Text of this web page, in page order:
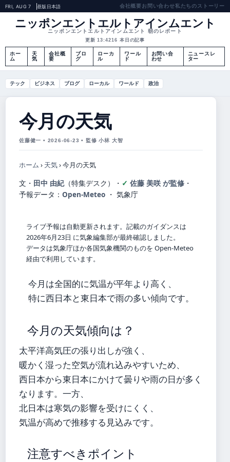
FRI, AUG 7 昼版 日本語 会社概要お問い合わせ私たちのストーリー
ニッポンエントエルトアインムエント
ニッポンエントエルトアインムエント 朝のレポート
更新 13:4216 本日の記事
ホー
ム
天
気
会社概
要
ブロ
グ
ローカ
ル
ワール
ド
お問い合
わせ
ニュースレ
ター
テック ビジネス ブログ ローカル ワールド 政治
今月の天気
佐藤健一 • 2026-06-23 • 監修 小林 大智
ホーム › 天気›今月の天気
文・ 田中 由紀（特集デスク） ・ 佐藤 美咲 が監修 ・
予報データ： Open-Meteo ・ 気象庁
ライブ予報は自動更新されます。記載のガイダンスは
2026年6月23日 に気象編集部が最終確認しました。
データは気象庁ほか各国気象機関のものを Open-Meteo
経由で利用しています。
今月は全国的に気温が平年より高く、
特に西日本と東日本で雨の多い傾向です。
今月の天気傾向は？
太平洋高気圧の張り出しが強く、
暖かく湿った空気が流れ込みやすいため、
西日本から東日本にかけて曇りや雨の日が多く
なります。一方、
北日本は寒気の影響を受けにくく、
気温が高めで推移する見込みです。
注意すべきポイント